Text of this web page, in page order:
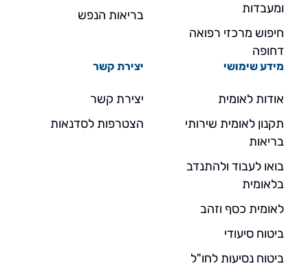
ומעבדות
חיפוש מרכזי רפואה
דחופה
בריאות הנפש
מידע שימושי
אודות לאומית
תקנון לאומית שירותי
בריאות
בואו לעבוד ולהתנדב
בלאומית
לאומית כסף וזהב
ביטוח סיעודי
ביטוח נסיעות לחו"ל
יצירת קשר
יצירת קשר
הצטרפות לסדנאות